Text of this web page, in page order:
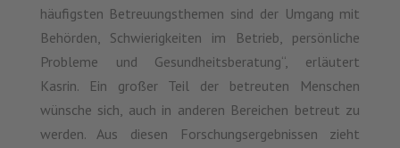
häufigsten Betreuungsthemen sind der Umgang mit
Behörden, Schwierigkeiten im Betrieb, persönliche
Probleme und Gesundheitsberatung“, erläutert
Kasrin. Ein großer Teil der betreuten Menschen
wünsche sich, auch in anderen Bereichen betreut zu
werden. Aus diesen Forschungsergebnissen zieht